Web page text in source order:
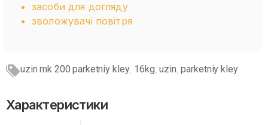
засоби для догляду
зволожувачі повітря
uzin mk 200 parketniy kley, 16kg ,uzin ,parketniy kley
Характеристики